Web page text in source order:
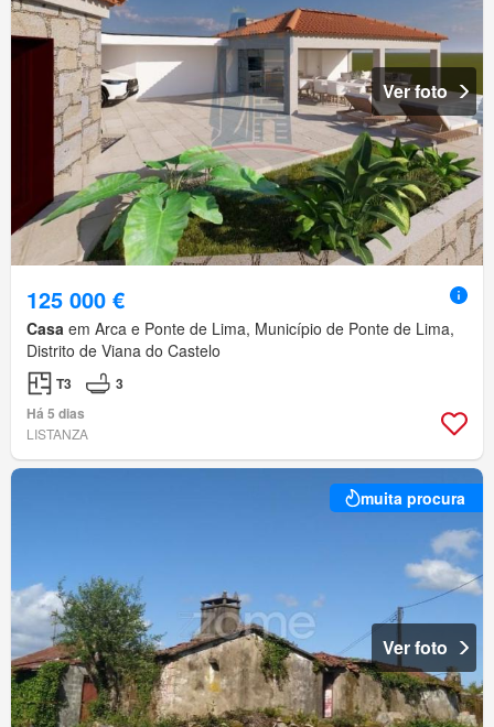
Ver foto
125 000 €
Casa em Arca e Ponte de Lima, Município de Ponte de Lima,
Distrito de Viana do Castelo
T3
3
Há 5 dias
LISTANZA
muita procura
Ver foto